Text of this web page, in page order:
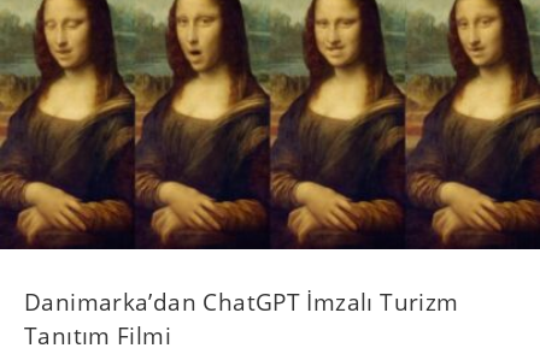
Danimarka’dan ChatGPT İmzalı Turizm
Tanıtım Filmi